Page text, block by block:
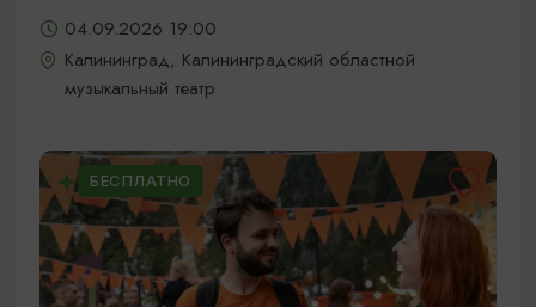
04.09.2026 19:00
Калининград, Калининградский областной
музыкальный театр
БЕСПЛАТНО